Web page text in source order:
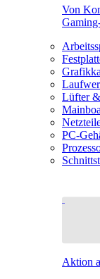
Von
Lüfter
PC-
Aktion